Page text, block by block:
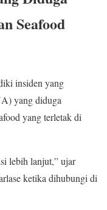
Seafood
insiden yang
yang diduga
yang terletak di
lebih lanjut,” ujar
ketika dihubungi di